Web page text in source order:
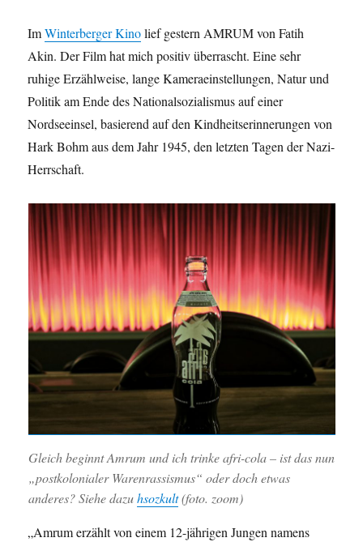
ImWinterberger Kinolief gestern AMRUM von Fatih
Akin. Der Film hat mich positiv überrascht. Eine sehr
ruhige Erzählweise, lange Kameraeinstellungen, Natur und
Politik am Ende des Nationalsozialismus auf einer
Nordseeinsel, basierend auf den Kindheitserinnerungen von
Hark Bohm aus dem Jahr 1945, den letzten Tagen der Nazi-
Herrschaft.
Gleich beginnt Amrum und ich trinkeafri-cola– ist das nun
„postkolonialer Warenrassismus“ oder doch etwas
anderes? Siehe dazuhsozkult(foto. zoom)
„Amrum erzählt von einem 12-jährigen Jungen namens